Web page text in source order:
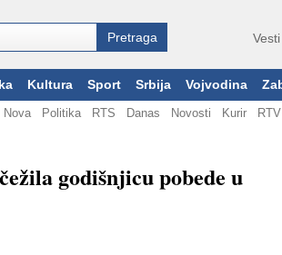
Vesti
Kultura Sport Srbija Vojvodina
Nova Politika RTS Danas Novosti Kurir RTV
godišnjicu pobede u